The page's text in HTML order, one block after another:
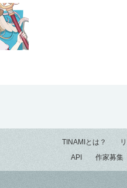
TINAMIとは？
API
作家募集